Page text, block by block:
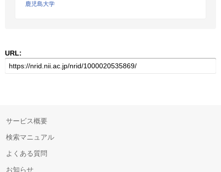
鹿児島大学
URL:
サービス概要
検索マニュアル
よくある質問
お知らせ